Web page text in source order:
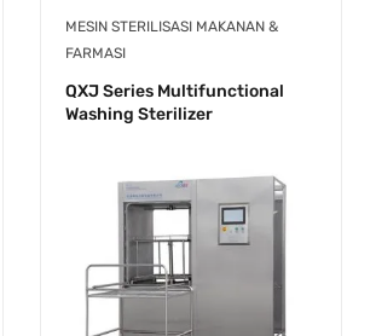
MESIN STERILISASI MAKANAN &
FARMASI
QXJ Series Multifunctional
Washing Sterilizer